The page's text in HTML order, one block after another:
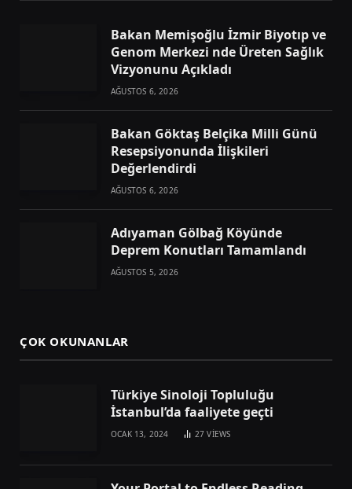
Bakan Memişoğlu İzmir Biyotıp ve
Genom Merkezi nde Üreten Sağlık
Vizyonunu Açıkladı
AĞUSTOS 6, 2026
Bakan Göktaş Belçika Milli Günü
Resepsiyonunda İlişkileri
Değerlendirdi
AĞUSTOS 6, 2026
Adıyaman Gölbağ Köyünde
Deprem Konutları Tamamlandı
AĞUSTOS 5, 2026
ÇOK OKUNANLAR
Türkiye Sinoloji Topluluğu
İstanbul’da faaliyete geçti
OCAK 13, 2024 27VIEWS